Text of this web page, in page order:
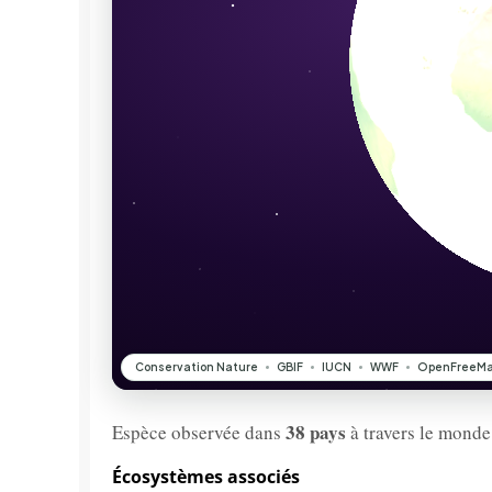
Espèce observée dans 38 pays à travers le
Écosystèmes associés